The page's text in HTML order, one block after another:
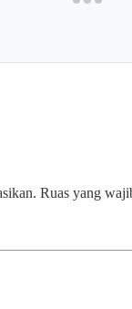
Ruas yang